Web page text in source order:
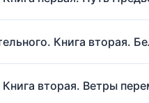
Книга вторая.
вторая. Ветры